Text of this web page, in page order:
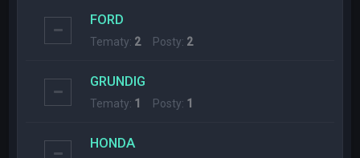
FORD
Tematy: 2Posty: 2
GRUNDIG
Tematy: 1 Posty: 1
HONDA